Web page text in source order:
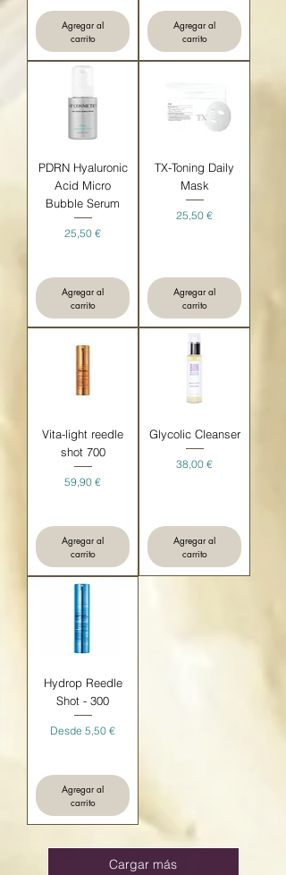
Agregar al
carrito
Agregar al
carrito
PDRN Hyaluronic
Acid Micro
Bubble Serum
Precio
25,50 €
Agregar al
carrito
TX-Toning Daily
Mask
Precio
25,50 €
Agregar al
carrito
Vita-light reedle
shot 700
Precio
59,90 €
Agregar al
carrito
Glycolic Cleanser
Precio
38,00 €
Agregar al
carrito
Hydrop Reedle
Shot - 300
Desde 5,50 €
Precio de oferta
Agregar al
carrito
Cargar más